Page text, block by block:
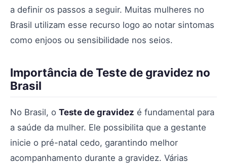
a definir os passos a seguir. Muitas mulheres no
Brasil utilizam esse recurso logo ao notar sintomas
como enjoos ou sensibilidade nos seios.
Importância de Teste de gravidez no
Brasil
No Brasil, o Teste de gravidez é fundamental para
a saúde da mulher. Ele possibilita que a gestante
inicie o pré-natal cedo, garantindo melhor
acompanhamento durante a gravidez. Várias